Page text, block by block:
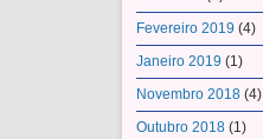
Fevereiro 2019 (4)
Janeiro 2019 (1)
Novembro 2018 (4)
Outubro 2018 (1)